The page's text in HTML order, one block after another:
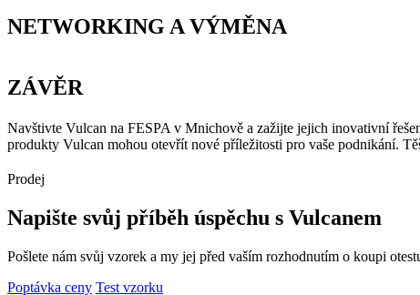
NETWORKING A VÝMĚNA
ZÁVĚR
Navštivte Vulcan na FESPA v Mnichově a zažijte jejich inovativní
produkty Vulcan mohou otevřít nové příležitosti pro vaše podnikání.
Prodej
Napište svůj příběh úspěchu s Vulcanem
Pošlete nám svůj vzorek a my jej před vaším rozhodnutím o koupi
Poptávka ceny Test vzorku